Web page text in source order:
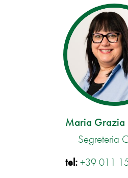
Maria Grazia
Segreteria
tel:+39 011